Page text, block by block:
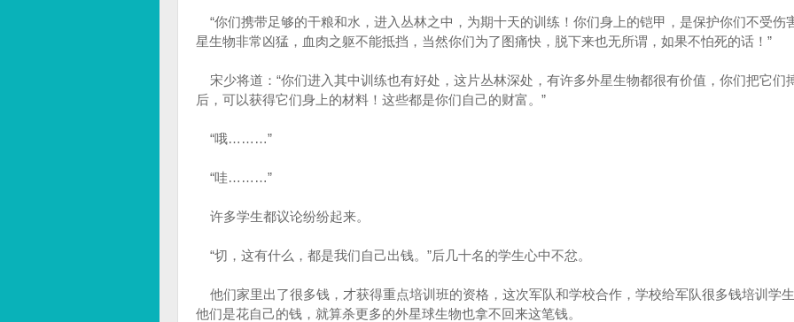
“你们携带足够的干粮和水，进入丛林之中，为期十天的训练！你们身上的铠甲，是保护你们不受伤
星生物非常凶猛，血肉之躯不能抵挡，当然你们为了图痛快，脱下来也无所谓，如果不怕死的话！”
宋少将道：“你们进入其中训练也有好处，这片丛林深处，有许多外星生物都很有价值，你们把它们
后，可以获得它们身上的材料！这些都是你们自己的财富。”
“哦………”
“哇………”
许多学生都议论纷纷起来。
“切，这有什么，都是我们自己出钱。”后几十名的学生心中不忿。
他们家里出了很多钱，才获得重点培训班的资格，这次军队和学校合作，学校给军队很多钱培训学
他们是花自己的钱，就算杀更多的外星球生物也拿不回来这笔钱。